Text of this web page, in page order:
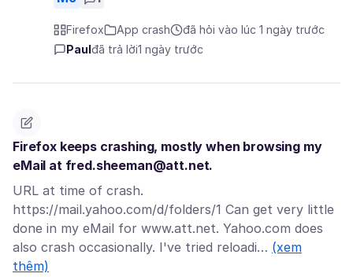
Firefox App crash
đã hỏi vào lúc 1 ngày trước
Paul đã trả lời1 ngày trước
Firefox keeps crashing, mostly when browsing my
eMail at fred.sheeman@att.net.
URL at time of crash.
https://mail.yahoo.com/d/folders/1 Can get very little
done in my eMail for www.att.net. Yahoo.com does
also crash occasionally. I've tried reloadi… (xem
thêm)